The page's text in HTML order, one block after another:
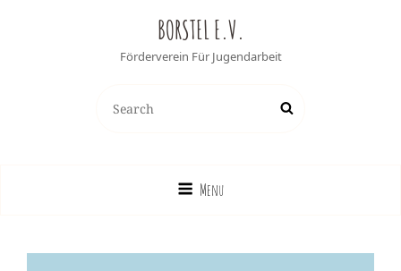
BORSTEL E.V.
Förderverein Für Jugendarbeit
for:
Menu